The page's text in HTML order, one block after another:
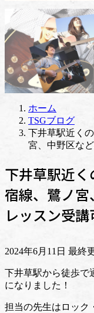
ホーム
TSGブログ
下井草駅近く
宮、中野区な
下井草駅近
宿線、鷺ノ
レッスン受講
2024年6月11日 最終
下井草駅から徒歩で
になりました！
担当の先生はロック